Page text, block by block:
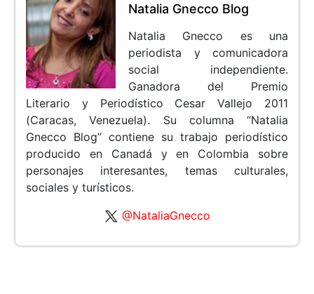
Natalia Gnecco Blog
Natalia Gnecco es una
periodista y comunicadora
social independiente.
Ganadora del Premio
Literario y Periodístico Cesar Vallejo 2011
(Caracas, Venezuela). Su columna “Natalia
Gnecco Blog” contiene su trabajo periodístico
producido en Canadá y en Colombia sobre
personajes interesantes, temas culturales,
sociales y turísticos.
@NataliaGnecco